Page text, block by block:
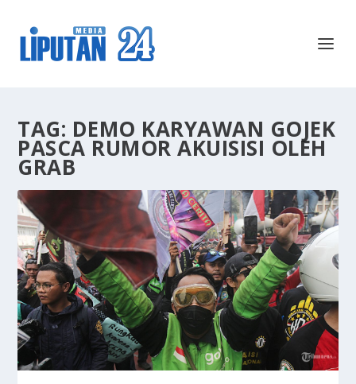
TAG: DEMO KARYAWAN GOJEK
PASCA RUMOR AKUISISI OLEH
GRAB